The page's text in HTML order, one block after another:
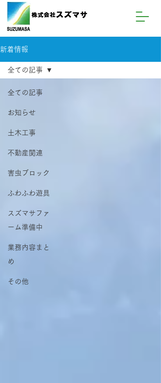
新着情報
全ての記事
お知らせ
土木工事
不動産関連
害虫ブロック
ふわふわ遊具
スズマサファ
ーム準備中
業務内容まと
め
その他
全ての記事